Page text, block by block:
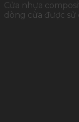
Cửa nhựa
dòng cửa được sử